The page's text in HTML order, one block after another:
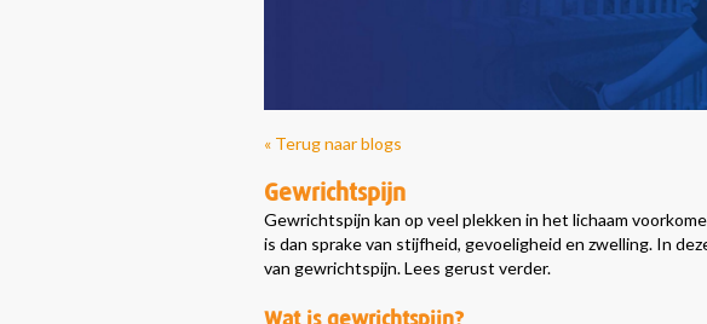
« Terug naar blogs
Gewrichtspijn
Gewrichtspijnkan op veel plekken in het lichaam
is dan sprake van stijfheid, gevoeligheid en zwelling. In
van gewrichtspijn. Lees gerust verder.
Wat is gewrichtspijn?